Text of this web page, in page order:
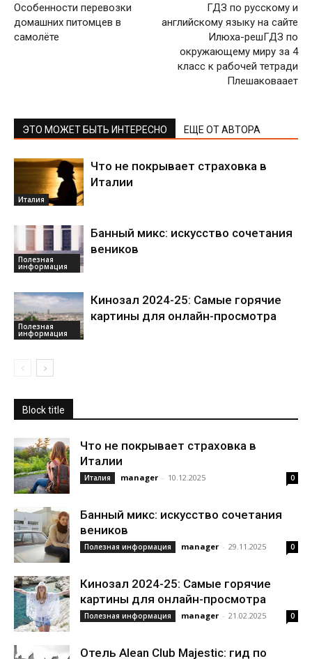
Особенности перевозки
домашних питомцев в
самолёте
ГДЗ по русскому и
английскому языку на сайте
Илюха-решГДЗ по
окружающему миру за 4
класс к рабочей тетради
Плешаковаает
ЭТО МОЖЕТ БЫТЬ ИНТЕРЕСНО ЕЩЕ ОТ АВТОРА
Италия
Что не покрывает страховка в
Италии
Полезная
информация
Банный микс: искусство сочетания
веников
Полезная
информация
Кинозал 2024-25: Самые горячие
картины для онлайн-просмотра
Block title
Что не покрывает страховка в
Италии
Италия manager - 10.12.2025 0
Банный микс: искусство сочетания
веников
Полезная информация manager - 29.11.2025 0
Кинозал 2024-25: Самые горячие
картины для онлайн-просмотра
Полезная информация manager - 21.02.2025 0
Отель Alean Club Majestic: гид по